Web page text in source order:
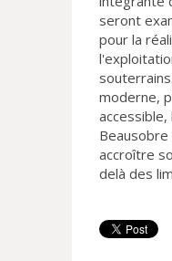
seront
pour la
moderne,
accroître
delà des